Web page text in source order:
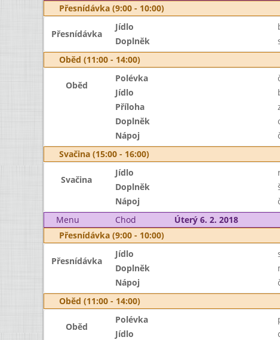
Přesnídávka (9:00 - 10:00)
Přesnídávka
Jídlo
Doplněk
Oběd (11:00 - 14:00)
Oběd
Polévka
Jídlo
Příloha
Doplněk
Nápoj
Svačina (15:00 - 16:00)
Svačina
Jídlo
Doplněk
Nápoj
Menu
Chod Úterý 6. 2. 2018
Přesnídávka (9:00 - 10:00)
Přesnídávka
Jídlo
Doplněk
Nápoj
Oběd (11:00 - 14:00)
Oběd
Polévka
Jídlo